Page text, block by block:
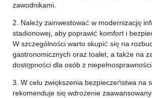
zawodnikami.
2. Należy zainwestować w modernizację
stadionowej, aby poprawić komfort i
W szczególności warto skupić się na
gastronomicznych oraz toalet, a także na
dostępności dla osób z
3. W celu zwiększenia bezpieczeństwa na
rekomenduje się wdrożenie